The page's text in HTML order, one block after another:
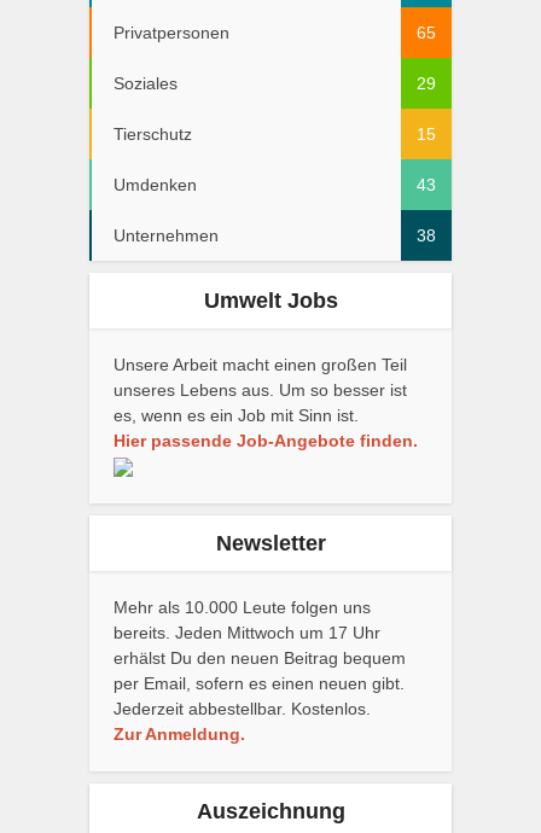
Privatpersonen 65
Soziales 29
Tierschutz 15
Umdenken 43
Unternehmen 38
Umwelt Jobs
Unsere Arbeit macht einen großen Teil
unseres Lebens aus. Um so besser ist
es, wenn es ein Job mit Sinn ist.
Hier passende Job-Angebote finden.
Newsletter
Mehr als 10.000 Leute folgen uns
bereits. Jeden Mittwoch um 17 Uhr
erhälst Du den neuen Beitrag bequem
per Email, sofern es einen neuen gibt.
Jederzeit abbestellbar. Kostenlos.
Zur Anmeldung.
Auszeichnung